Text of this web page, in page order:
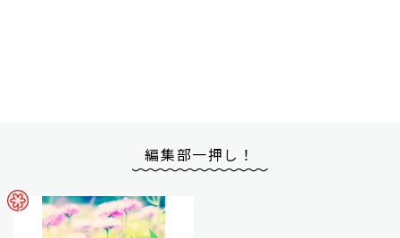
編集部一押し！